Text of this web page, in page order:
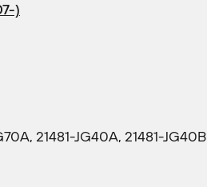
)
21481-JG40A, 21481-JG40B